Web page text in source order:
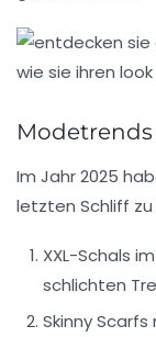
Modetrends
Im Jahr 2025
letzten Schliff
XXL-Schals
schlichten
Skinny